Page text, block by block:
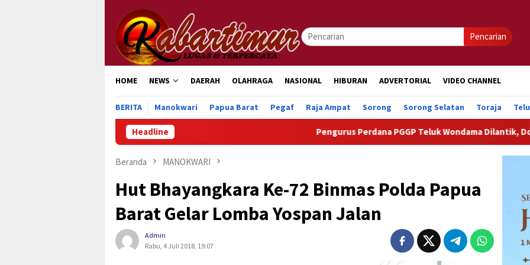
konten
Pencarian
HOME NEWS DAERAH OLAHRAGA NASIONAL HIBURAN ADVERTORIAL VIDEO CHANNEL
BERITA Manokwari Papua Barat Pegaf Raja Ampat Sorong Sorong Selatan Toraja
Headline Pengurus Perdana PGGP Teluk Wondama Dilantik, Dorong Perhatian
Beranda MANOKWARI
Hut Bhayangkara Ke-72 Binmas Polda Papua
Barat Gelar Lomba Yospan Jalan
Admin
Rabu, 4 Juli 2018, 19:07